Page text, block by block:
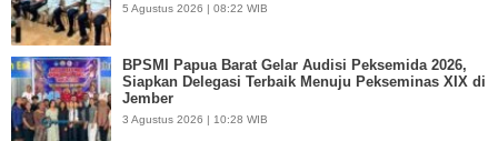
5 Agustus 2026 | 08:22 WIB
BPSMI Papua Barat Gelar Audisi Peksemida 2026,
Siapkan Delegasi Terbaik Menuju Pekseminas XIX di
Jember
3 Agustus 2026 | 10:28 WIB